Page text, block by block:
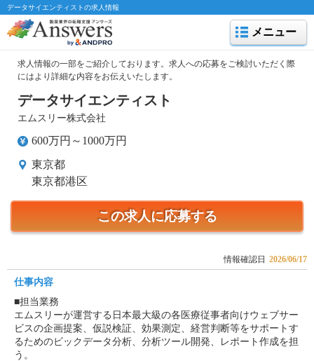
データサイエンティストの求人情報
メニュー
求人情報の一部をご紹介しております。求人への応募をご検討いただく際
にはより詳細な内容をお伝えいたします。
データサイエンティスト
エムスリー株式会社
600万円～1000万円
東京都
東京都港区
この求人に応募する
情報確認日 2026/06/17
仕事内容
■担当業務
エムスリーが運営する日本最大級の各医療従事者向けウェブサー
ビスの企画提案、仮説検証、効果測定、経営判断等をサポートす
るためのビックデータ分析、分析ツール開発、レポート作成を担
う。